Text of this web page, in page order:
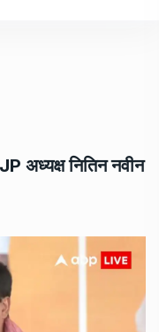
अध्यक्ष नितिन नवीन